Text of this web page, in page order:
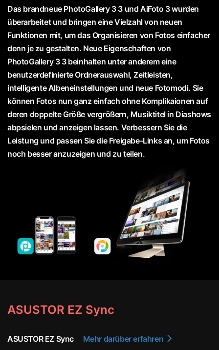
Das brandneue PhotoGallery 3 3 und AiFoto 3 wurden
überarbeitet und bringen eine Vielzahl von neuen
Funktionen mit, um das Organisieren von Fotos einfacher
denn je zu gestalten. Neue Eigenschaften von
PhotoGallery 3 3 beinhalten unter anderem eine
benutzerdefinierte Ordnerauswahl, Zeitleisten,
intelligente Albeneinstellungen und neue Fotomodi. Sie
können Fotos nun ganz einfach ohne Komplikaionen auf
deren doppelte Größe vergrößern, Musiktitel in Diashows
abpsielen und anzeigen lassen. Verbessern Sie die
Leistung und passen Sie die Freigabe-Links an, um Fotos
noch besser anzuzeigen und zu teilen.
ASUSTOR EZ Sync
ASUSTOR EZ Sync
Mehr darüber erfahren